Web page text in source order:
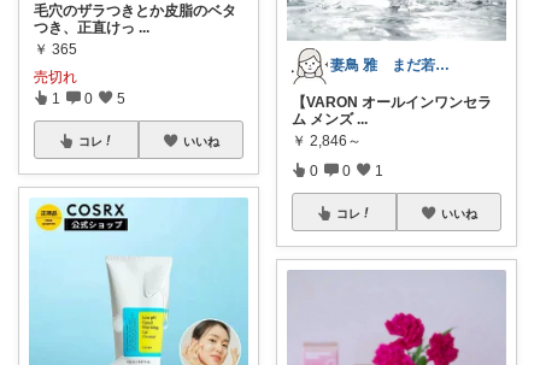
毛穴のザラつきとか皮脂のベタ
つき、正直けっ ...
￥ 365
売切れ
1 0 5
コレ いいね
妻鳥 雅 まだ若見えしたい30代
【VARON オールインワンセラ
ム メンズ ...
￥ 2,846～
0 0 1
コレ いいね